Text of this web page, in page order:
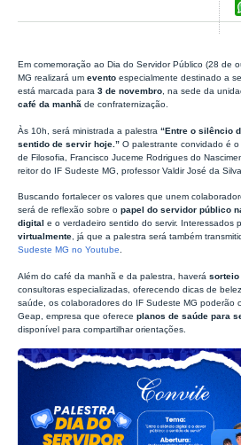
Em comemoração ao Dia do Servidor Público (28 de
MG realizará um evento especialmente destinado a
está marcada para 3 de novembro, na sede da
café da manhã de confraternização.
Às 10h, será ministrada a palestra “Entre o silêncio
sentido de servir hoje.” O palestrante convidado é
de Filosofia, Francisco Juceme Rodrigues do
reitor do IF Sudeste MG, professor Valdir José da
Buscando fortalecer os valores que unem
será de reflexão sobre o papel do servidor público
digital e o verdadeiro sentido do servir. Interessados
virtualmente , já que a palestra será também
Sudeste MG no Youtube
Além do café da manhã e da palestra, haverá sorteio
consultoras especializadas, oferecendo dicas de
saúde, os colaboradores do IF Sudeste MG poderão
Geap, empresa que oferece planos de saúde para
disponível para compartilhar orientações.